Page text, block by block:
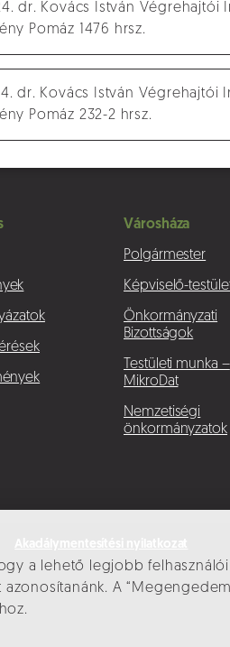
a lehető legjobb felhasználói
A
dr. Kovács István Végrehajtói
Pomáz 1476 hrsz.
dr. Kovács István Végrehajtói
Pomáz 232-2 hrsz.
Városháza
Polgármester
Képviselő-
Önkormányzati
Bizottságok
Testületi munka –
MikroDat
Nemzetiségi
önkormányzatok